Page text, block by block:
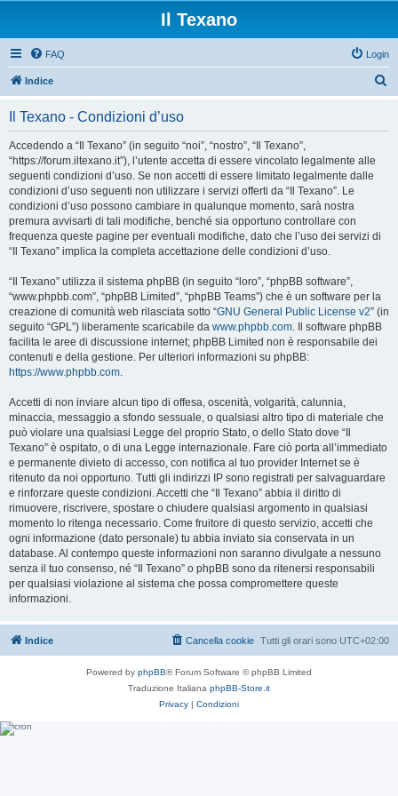
Il Texano
FAQ Login
Indice
Il Texano - Condizioni d’uso
Accedendo a “Il Texano” (in seguito “noi”, “nostro”, “Il Texano”,
“https://forum.iltexano.it”), l’utente accetta di essere vincolato legalmente alle
seguenti condizioni d’uso. Se non accetti di essere limitato legalmente dalle
condizioni d’uso seguenti non utilizzare i servizi offerti da “Il Texano”. Le
condizioni d’uso possono cambiare in qualunque momento, sarà nostra
premura avvisarti di tali modifiche, benché sia opportuno controllare con
frequenza queste pagine per eventuali modifiche, dato che l’uso dei servizi di
“Il Texano” implica la completa accettazione delle condizioni d’uso.
“Il Texano” utilizza il sistema phpBB (in seguito “loro”, “phpBB software”,
“www.phpbb.com”, “phpBB Limited”, “phpBB Teams”) che è un software per la
creazione di comunità web rilasciata sotto “GNU General Public License v2” (in
seguito “GPL”) liberamente scaricabile da www.phpbb.com. Il software phpBB
facilita le aree di discussione internet; phpBB Limited non è responsabile dei
contenuti e della gestione. Per ulteriori informazioni su phpBB:
https://www.phpbb.com.
Accetti di non inviare alcun tipo di offesa, oscenità, volgarità, calunnia,
minaccia, messaggio a sfondo sessuale, o qualsiasi altro tipo di materiale che
può violare una qualsiasi Legge del proprio Stato, o dello Stato dove “Il
Texano” è ospitato, o di una Legge internazionale. Fare ciò porta all’immediato
e permanente divieto di accesso, con notifica al tuo provider Internet se è
ritenuto da noi opportuno. Tutti gli indirizzi IP sono registrati per salvaguardare
e rinforzare queste condizioni. Accetti che “Il Texano” abbia il diritto di
rimuovere, riscrivere, spostare o chiudere qualsiasi argomento in qualsiasi
momento lo ritenga necessario. Come fruitore di questo servizio, accetti che
ogni informazione (dato personale) tu abbia inviato sia conservata in un
database. Al contempo queste informazioni non saranno divulgate a nessuno
senza il tuo consenso, né “Il Texano” o phpBB sono da ritenersi responsabili
per qualsiasi violazione al sistema che possa compromettere queste
informazioni.
Indice Tutti gli orari sono UTC+02:00
Cancella cookie
Powered by phpBB® Forum Software © phpBB Limited
Traduzione Italiana phpBB-Store.it
Privacy | Condizioni